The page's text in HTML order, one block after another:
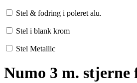
Stel & fodring i poleret alu.
Stel i blank krom
Stel Metallic
Numo 3 m. stjerne